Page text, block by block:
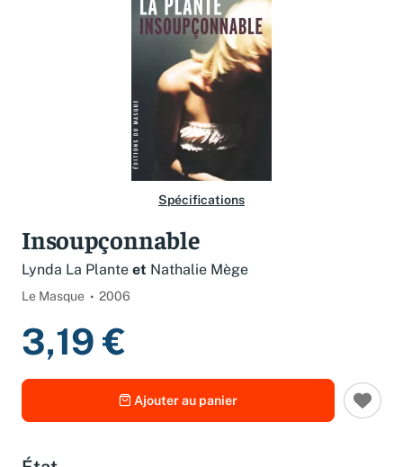
Nos engagements
Vous n'avez pas trouvé l'article que vous cherchiez ?
Activez les notifications dans votre compte pour être alerté dès
qu'il est en stock.
Créer une alerte
Spécifications
Insoupçonnable
Lynda La Plante et Nathalie Mège
Le Masque 2006
3,19 €
Ajouter au panier